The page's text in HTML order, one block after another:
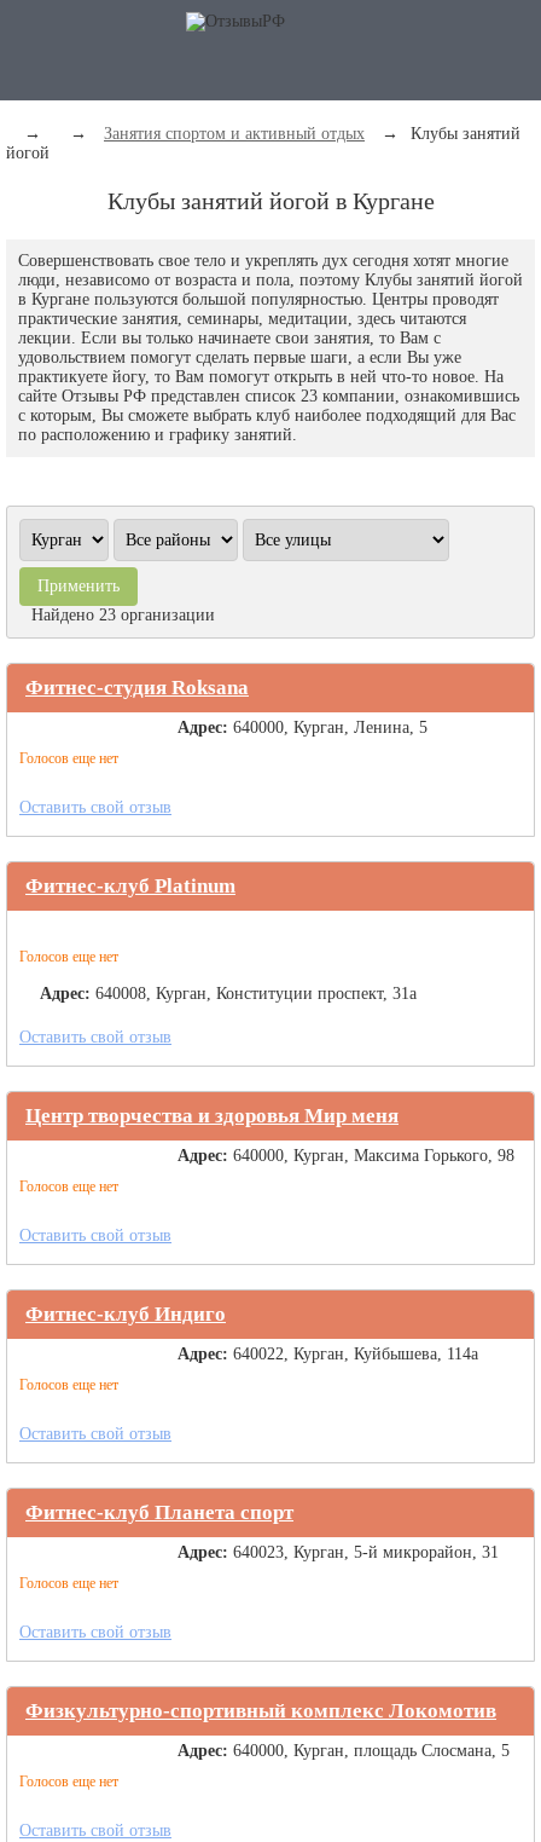
→ → Занятия спортом и активный отдых →
Клубы занятий
йогой
Клубы занятий йогой в Кургане
Совершенствовать свое тело и укреплять дух сегодня хотят многие
люди, независомо от возраста и пола, поэтому Клубы занятий йогой
в Кургане пользуются большой популярностью. Центры проводят
практические занятия, семинары, медитации, здесь читаются
лекции. Если вы только начинаете свои занятия, то Вам с
удовольствием помогут сделать первые шаги, а если Вы уже
практикуете йогу, то Вам помогут открыть в ней что-то новое. На
сайте Отзывы РФ представлен список 23 компании, ознакомившись
с которым, Вы сможете выбрать клуб наиболее подходящий для Вас
по расположению и графику занятий.
Найдено 23 организации
Фитнес-студия Roksana
Голосов еще нет
Адрес: 640000, Курган, Ленина, 5
Оставить свой отзыв
Фитнес-клуб Platinum
Голосов еще нет
Адрес: 640008, Курган, Конституции проспект, 31а
Оставить свой отзыв
Центр творчества и здоровья Мир меня
Голосов еще нет
Адрес: 640000, Курган, Максима Горького, 98
Оставить свой отзыв
Фитнес-клуб Индиго
Голосов еще нет
Адрес: 640022, Курган, Куйбышева, 114а
Оставить свой отзыв
Фитнес-клуб Планета спорт
Голосов еще нет
Адрес: 640023, Курган, 5-й микрорайон, 31
Оставить свой отзыв
Физкультурно-спортивный комплекс Локомотив
Голосов еще нет
Адрес: 640000, Курган, площадь Слосмана, 5
Оставить свой отзыв